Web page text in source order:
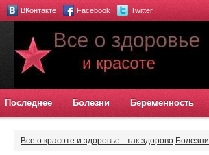
ВКонтакте Facebook Twitter
Последнее Болезни Беременность
Все о красоте и здоровье - так здорово Болезни